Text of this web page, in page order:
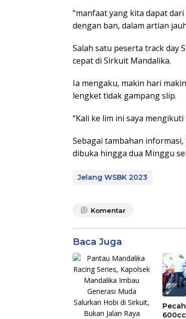
“manfaat yang kita dapat
dengan ban, dalam artian
Salah satu peserta track day
cepat di Sirkuit Mandalika.
Ia mengaku, makin hari
lengket tidak gampang slip.
“Kali ke lim ini saya
Sebagai tambahan
dibuka hingga dua Minggu
Jelang WSBK 2023
Komentar
Baca Juga